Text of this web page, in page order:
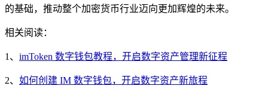
的基础，推动整个加密货币行业迈向更加辉煌的未来。
相关阅读：
1、 imToken 数字钱包教程，开启数字资产管理新征程
2、 如何创建 IM 数字钱包，开启数字资产新旅程